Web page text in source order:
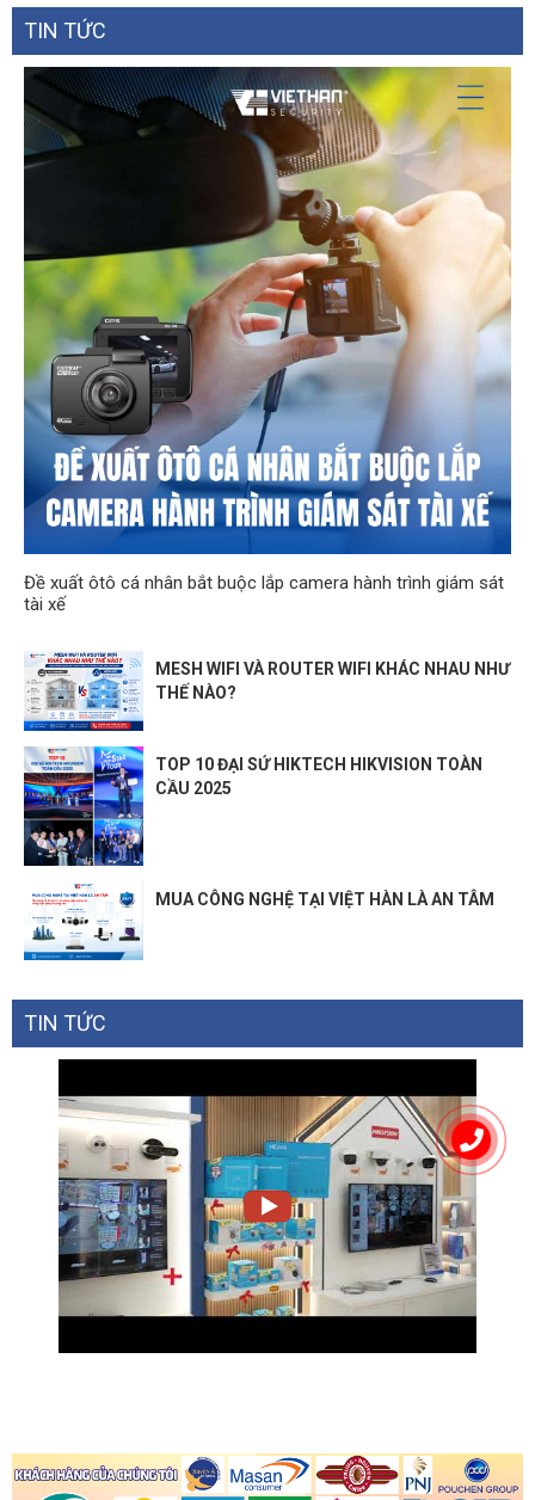
TIN TỨC
Đề xuất ôtô cá nhân bắt buộc lắp camera hành trình giám sát
tài xế
MESH WIFI VÀ ROUTER WIFI KHÁC NHAU NHƯ
THẾ NÀO?
TOP 10 ĐẠI SỨ HIKTECH HIKVISION TOÀN
CẦU 2025
MUA CÔNG NGHỆ TẠI VIỆT HÀN LÀ AN TÂM
TIN TỨC